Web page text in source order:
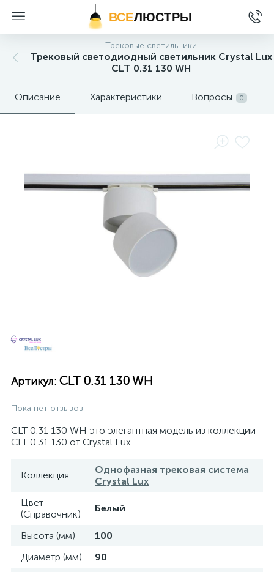
ВСЕЛЮСТРЫ
Трековые светильники
Трековый светодиодный светильник Crystal Lux
CLT 0.31 130 WH
Описание Характеристики Вопросы 0
Артикул: CLT 0.31 130 WH
Пока нет отзывов
CLT 0.31 130 WH это элегантная модель из коллекции
CLT 0.31 130 от Crystal Lux
Коллекция
Однофазная трековая система
Crystal Lux
Цвет
(Справочник)
Белый
Высота (мм)
100
Диаметр (мм)
90